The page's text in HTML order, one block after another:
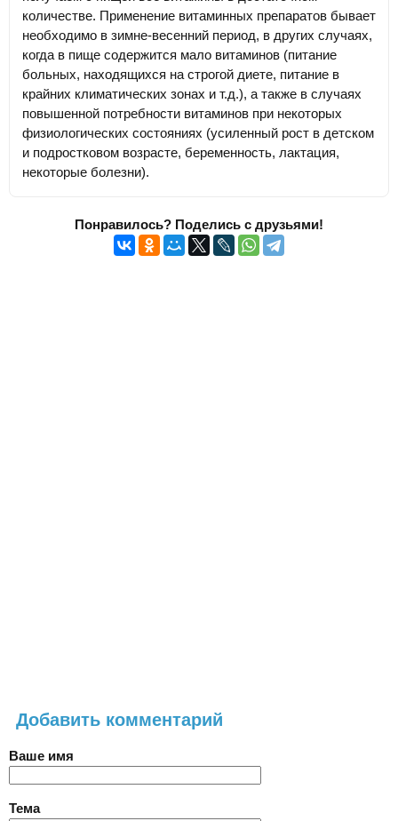
количестве. Применение витаминных препаратов бывает
необходимо в зимне-весенний период, в других случаях,
когда в пище содержится мало витаминов (питание
больных, находящихся на строгой диете, питание в
крайних климатических зонах и т.д.), а также в случаях
повышенной потребности витаминов при некоторых
физиологических состояниях (усиленный рост в детском
и подростковом возрасте, беременность, лактация,
некоторые болезни).
Понравилось? Поделись с друзьями!
Добавить комментарий
Ваше имя
Тема